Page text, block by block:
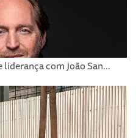
com João San...